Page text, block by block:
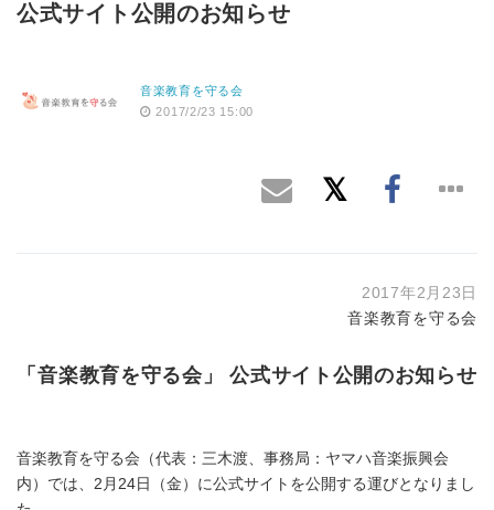
公式サイト公開のお知らせ
音楽教育を守る会
2017/2/23 15:00
2017年2月23日
音楽教育を守る会
「音楽教育を守る会」 公式サイト公開のお知らせ
音楽教育を守る会（代表：三木渡、事務局：ヤマハ音楽振興会
内）では、2月24日（金）に公式サイトを公開する運びとなりまし